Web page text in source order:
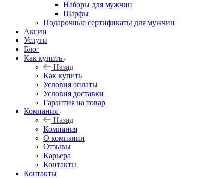
Наборы для мужчин
Шарфы
Подарочные сертификаты для мужчин
Акции
Услуги
Блог
Как купить
Назад
Как купить
Условия оплаты
Условия доставки
Гарантия на товар
Компания
Назад
Компания
О компании
Отзывы
Карьера
Контакты
Контакты